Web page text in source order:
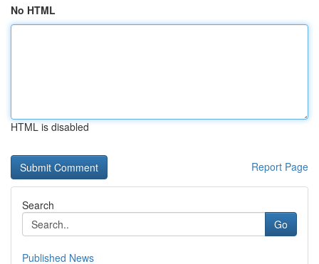
No HTML
HTML is disabled
Report Page
Search
Go
Published News